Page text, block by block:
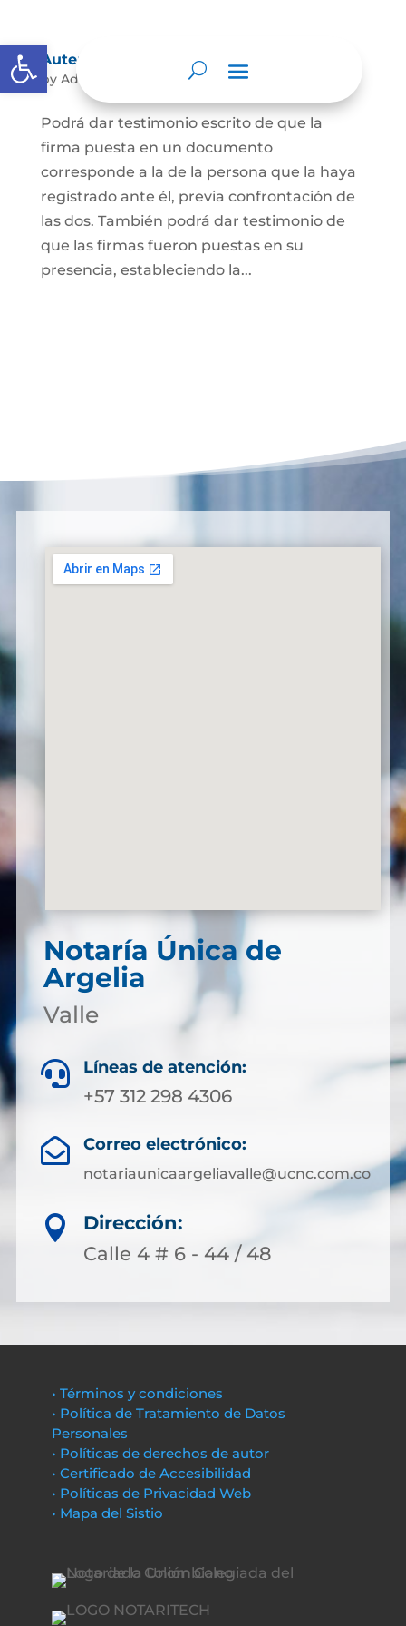
Abrir barra de herramientas
Autenticación de Firma
by Admin May 3, 2022|Autenticación de Firma
Podrá dar testimonio escrito de que la
firma puesta en un documento
corresponde a la de la persona que la haya
registrado ante él, previa confrontación de
las dos. También podrá dar testimonio de
que las firmas fueron puestas en su
presencia, estableciendo la...
Notaría Única de
Argelia
Valle
 Líneas de atención:
+57 312 298 4306
 Correo electrónico:
notariaunicaargeliavalle@ucnc.com.co

Dirección:
Calle 4 # 6 - 44 / 48
• Términos y condiciones
• Política de Tratamiento de Datos
Personales
• Políticas de derechos de autor
• Certificado de Accesibilidad
• Políticas de Privacidad Web
• Mapa del Sistio